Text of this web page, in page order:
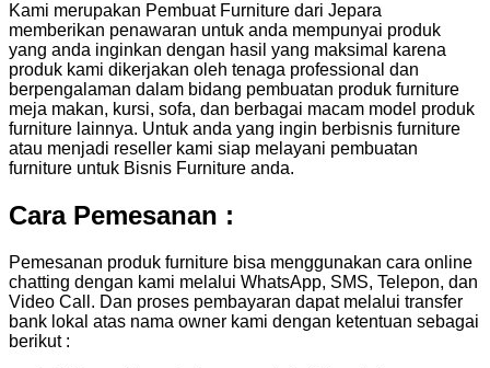
Kami merupakan Pembuat Furniture dari Jepara
memberikan penawaran untuk anda mempunyai produk
yang anda inginkan dengan hasil yang maksimal karena
produk kami dikerjakan oleh tenaga professional dan
berpengalaman dalam bidang pembuatan produk furniture
meja makan, kursi, sofa, dan berbagai macam model produk
furniture lainnya. Untuk anda yang ingin berbisnis furniture
atau menjadi reseller kami siap melayani pembuatan
furniture untuk Bisnis Furniture anda.
Cara Pemesanan :
Pemesanan produk furniture bisa menggunakan cara online
chatting dengan kami melalui WhatsApp, SMS, Telepon, dan
Video Call. Dan proses pembayaran dapat melalui transfer
bank lokal atas nama owner kami dengan ketentuan sebagai
berikut :